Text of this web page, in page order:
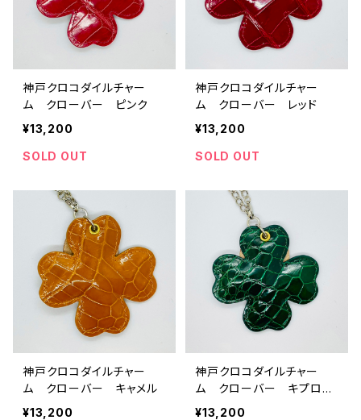
神戸クロコダイルチャー
ム クローバー ピンク
¥13,200
SOLD OUT
神戸クロコダイルチャー
ム クローバー レッド
¥13,200
SOLD OUT
神戸クロコダイルチャー
ム クローバー キャメル
¥13,200
神戸クロコダイルチャー
ム クローバー キプロス
グリーン
¥13,200